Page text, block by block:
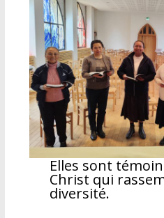
Elles sont
Christ qui
diversité.